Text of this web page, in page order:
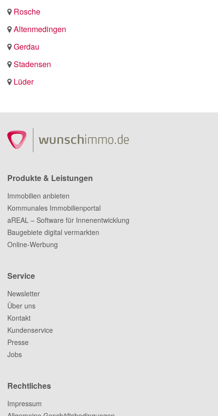
Rosche
Altenmedingen
Gerdau
Stadensen
Lüder
Produkte & Leistungen
Immobilien anbieten
Kommunales Immobilienportal
aREAL – Software für Innenentwicklung
Baugebiete digital vermarkten
Online-Werbung
Service
Newsletter
Über uns
Kontakt
Kundenservice
Presse
Jobs
Rechtliches
Impressum